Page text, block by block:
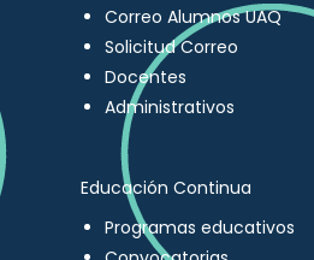
Correo Alumnos UAQ
Solicitud Correo
Docentes
Administrativos
Educación Continua
Programas educativos